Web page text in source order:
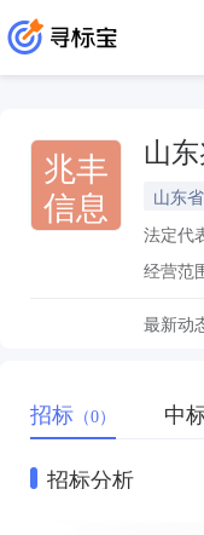
兆丰
信息
山
山东
法定代
经营范
最新动
招标 （0） 中
招标分析